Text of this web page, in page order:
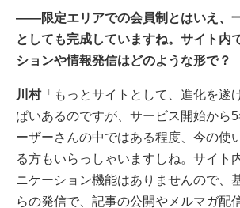
――限定エリアでの会員制とはいえ、
としても完成していますね。サイト内
ションや情報発信はどのような形で？
川村「もっとサイトとして、進化を遂
ぱいあるのですが、サービス開始から
ーザーさんの中ではある程度、今の使
る方もいらっしゃいますしね。サイト
ニケーション機能はありませんので、
らの発信で、記事の公開やメルマガ配